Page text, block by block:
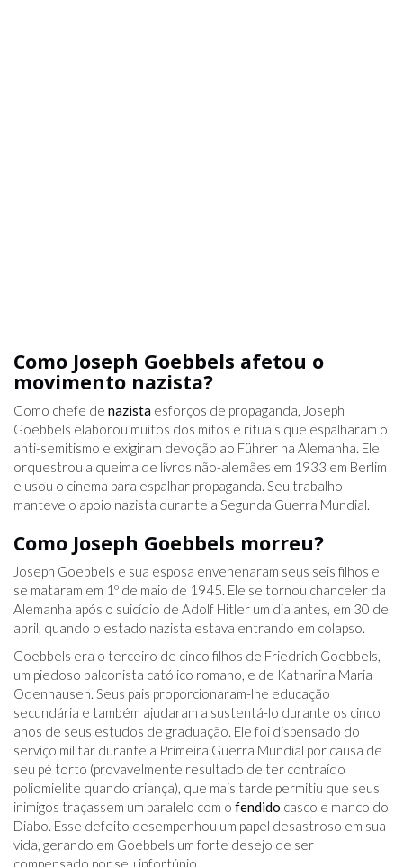
Como Joseph Goebbels afetou o
movimento nazista?
Como chefe de nazista esforços de propaganda, Joseph
Goebbels elaborou muitos dos mitos e rituais que espalharam o
anti-semitismo e exigiram devoção ao Führer na Alemanha. Ele
orquestrou a queima de livros não-alemães em 1933 em Berlim
e usou o cinema para espalhar propaganda. Seu trabalho
manteve o apoio nazista durante a Segunda Guerra Mundial.
Como Joseph Goebbels morreu?
Joseph Goebbels e sua esposa envenenaram seus seis filhos e
se mataram em 1º de maio de 1945. Ele se tornou chanceler da
Alemanha após o suicídio de Adolf Hitler um dia antes, em 30 de
abril, quando o estado nazista estava entrando em colapso.
Goebbels era o terceiro de cinco filhos de Friedrich Goebbels,
um piedoso balconista católico romano, e de Katharina Maria
Odenhausen. Seus pais proporcionaram-lhe educação
secundária e também ajudaram a sustentá-lo durante os cinco
anos de seus estudos de graduação. Ele foi dispensado do
serviço militar durante a Primeira Guerra Mundial por causa de
seu pé torto (provavelmente resultado de ter contraído
poliomielite quando criança), que mais tarde permitiu que seus
inimigos traçassem um paralelo com o fendido casco e manco do
Diabo. Esse defeito desempenhou um papel desastroso em sua
vida, gerando em Goebbels um forte desejo de ser
compensado por seu infortúnio.